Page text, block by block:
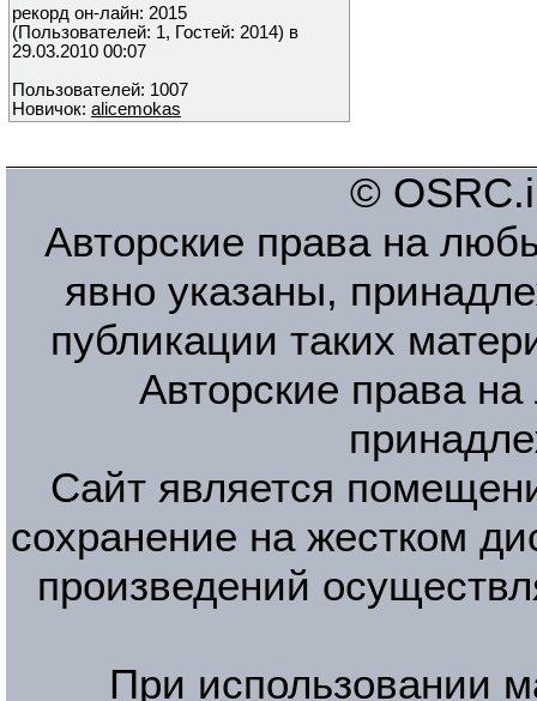
рекорд он-лайн: 2015
(Пользователей: 1, Гостей: 2014) в
29.03.2010 00:07
Пользователей: 1007
Новичок: alicemokas
©
Авторские права на
явно указаны,
публикации таких
Авторские права
Сайт является
сохранение на жестком
произведений
При использовании